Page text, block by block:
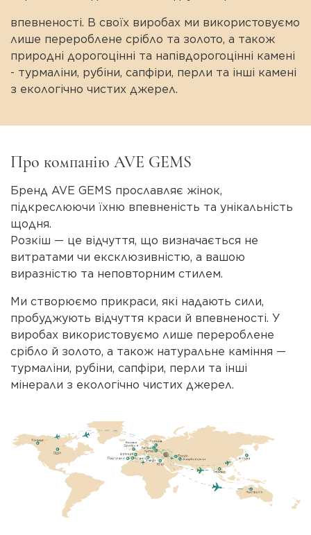
впевненості. В своїх виробах ми використовуємо
лише перероблене срібло та золото, а також
природні дорогоцінні та напівдорогоцінні камені
- турмаліни, рубіни, сапфіри, перли та інші камені
з екологічно чистих джерел.
Про компанію AVE GEMS
Бренд AVE GEMS прославляє жінок,
підкреслюючи їхню впевненість та унікальність
щодня.
Розкіш — це відчуття, що визначається не
витратами чи ексклюзивністю, а вашою
виразністю та неповторним стилем.
Ми створюємо прикраси, які надають сили,
пробуджують відчуття краси й впевненості. У
виробах використовуємо лише перероблене
срібло й золото, а також натуральне каміння —
турмаліни, рубіни, сапфіри, перли та інші
мінерали з екологічно чистих джерел.